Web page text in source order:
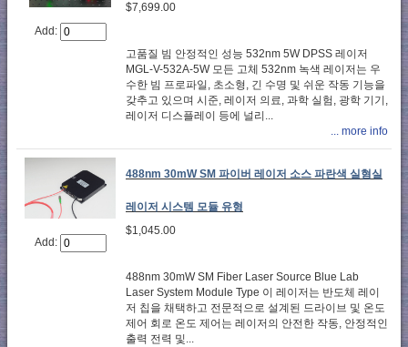
Add:
$7,699.00
고품질 빔 안정적인 성능 532nm 5W DPSS 레이저
MGL-V-532A-5W 모든 고체 532nm 녹색 레이저는 우
수한 빔 프로파일, 초소형, 긴 수명 및 쉬운 작동 기능을
갖추고 있으며 시준, 레이저 의료, 과학 실험, 광학 기기,
레이저 디스플레이 등에 널리...
... more info
Add:
488nm 30mW SM 파이버 레이저 소스 파란색 실혐실
레이저 시스템 모듈 유형
$1,045.00
488nm 30mW SM Fiber Laser Source Blue Lab
Laser System Module Type 이 레이저는 반도체 레이
저 칩을 채택하고 전문적으로 설계된 드라이브 및 온도
제어 회로 온도 제어는 레이저의 안전한 작동, 안정적인
출력 전력 및...